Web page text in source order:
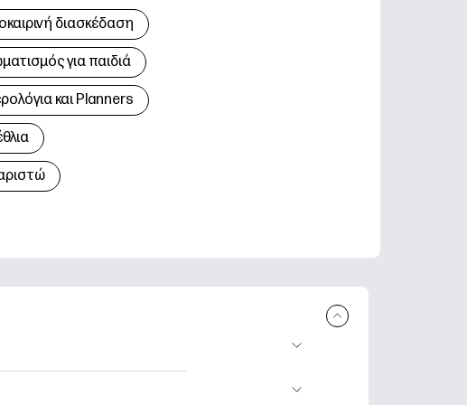
διασκέδαση
για παιδιά
και Planners
και εκτύπωση.